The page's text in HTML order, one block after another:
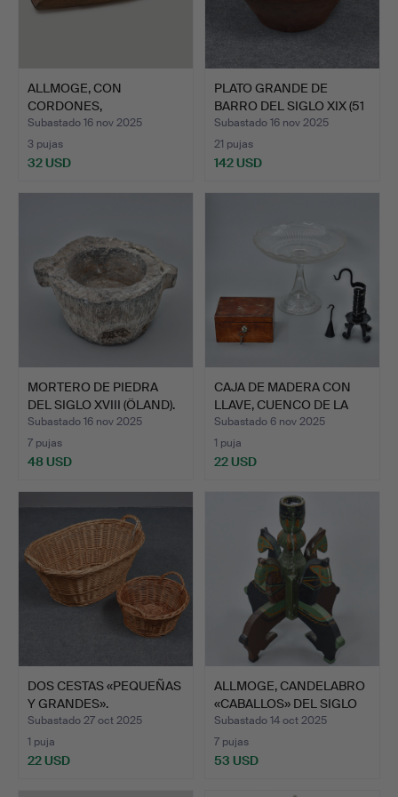
ALLMOGE, CON
CORDONES,
BOOBLOCK/ESTAMPADO
…
Subastado 16 nov 2025
3 pujas
32 USD
PLATO GRANDE DE
BARRO DEL SIGLO XIX (51
cm…
Subastado 16 nov 2025
21 pujas
142 USD
MORTERO DE PIEDRA
DEL SIGLO XVIII (ÖLAND).
Subastado 16 nov 2025
7 pujas
48 USD
CAJA DE MADERA CON
LLAVE, CUENCO DE LA
ABU…
Subastado 6 nov 2025
1 puja
22 USD
DOS CESTAS «PEQUEÑAS
Y GRANDES».
Subastado 27 oct 2025
1 puja
22 USD
ALLMOGE, CANDELABRO
«CABALLOS» DEL SIGLO
X…
Subastado 14 oct 2025
7 pujas
53 USD